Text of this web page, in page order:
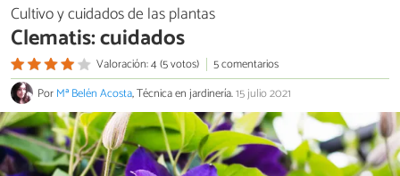
Cultivo y cuidados de las plantas
Clematis: cuidados
Valoración: 4 (5 votos)
5 comentarios
PorMª Belén Acosta, Técnica en jardinería.15 julio 2021